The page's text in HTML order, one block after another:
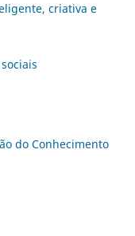
criativa e
do Conhecimento